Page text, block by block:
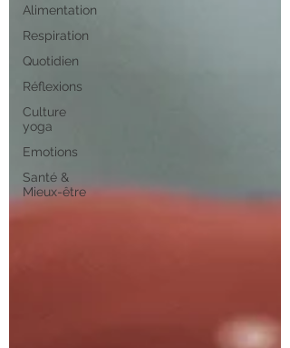
Alimentation
Respiration
Quotidien
Réflexions
Culture
yoga
Emotions
Santé &
Mieux-être